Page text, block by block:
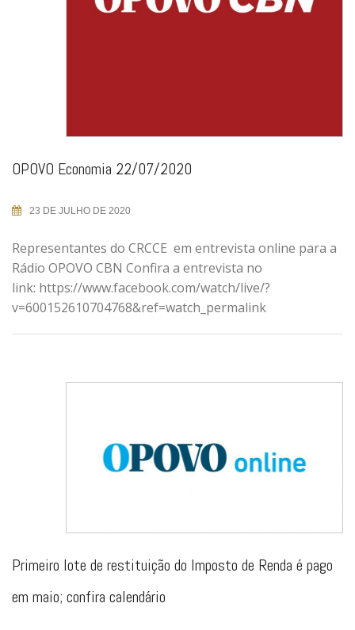
OPOVO Economia 22/07/2020
23 DE JULHO DE 2020
Representantes do CRCCE em entrevista online para a
Rádio OPOVO CBN Confira a entrevista no
link: https://www.facebook.com/watch/live/?
v=600152610704768&ref=watch_permalink
Primeiro lote de restituição do Imposto de Renda é pago
em maio; confira calendário